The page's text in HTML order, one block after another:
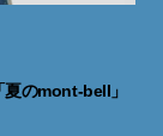
のmont-bell」